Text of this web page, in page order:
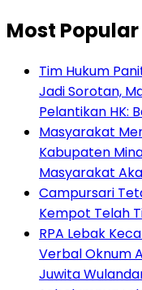
Most Popular
Tim Hukum
Jadi Sorotan,
Pelantikan HK:
Masyarakat
Kabupaten
Masyarakat
Campursari
Kempot Telah
RPA Lebak
Verbal Oknum
Juwita